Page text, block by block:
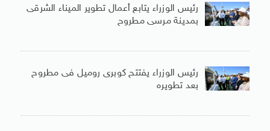
رئيس الوزراء يتابع أعمال تطوير الميناء الشرقى
بمدينة مرسى مطروح
رئيس الوزراء يفتتح كوبرى روميل فى مطروح
بعد تطويره